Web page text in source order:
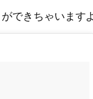
できちゃいますよ